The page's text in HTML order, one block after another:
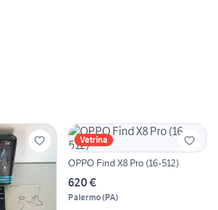
Vetrina
OPPO Find X8 Pro (16-512)
620 €
Palermo(PA)